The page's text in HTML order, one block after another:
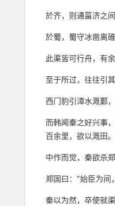
於齐，则通菑济之间
於蜀，蜀守冰凿离
此渠皆可行舟，有
至于所过，往往引
西门豹引漳水溉鄴
而韩闻秦之好兴事
百余里，欲以溉田。
中作而觉，秦欲杀郑
郑国曰："始臣为间
秦以为然，卒使就渠